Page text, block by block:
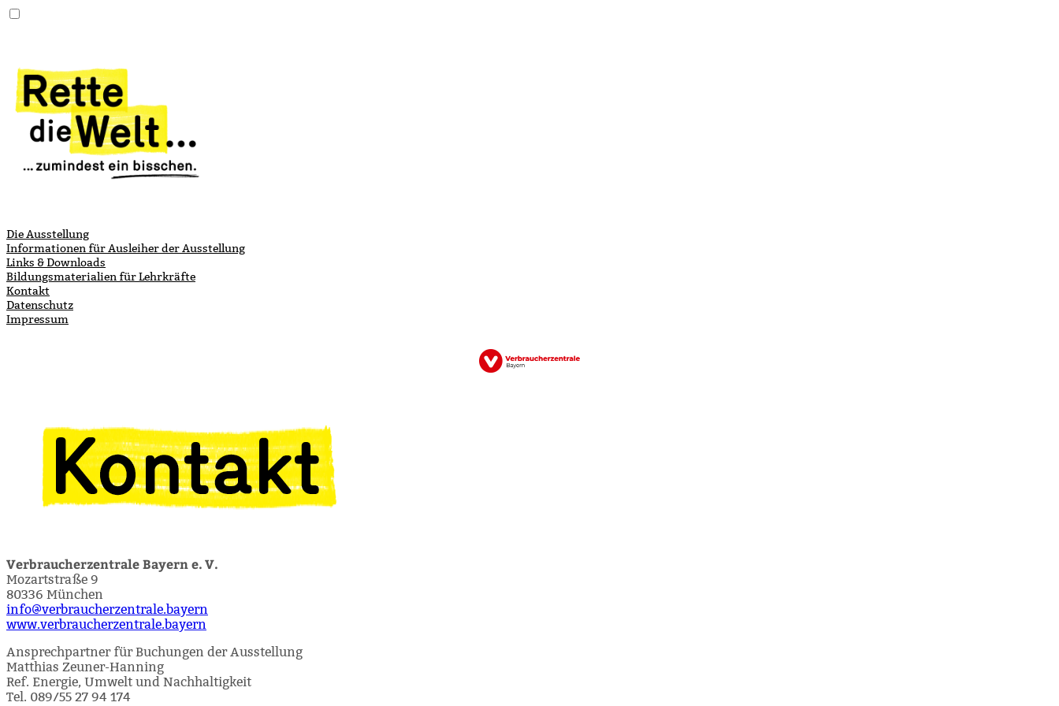
Die Ausstellung
Informationen für ­Ausleiher der Ausstellung
Links & Downloads
Bildungsmaterialien für Lehrkräfte
Kontakt
Datenschutz
Impressum
Verbraucherzentrale Bayern e. V.
Mozartstraße 9
80336 München
info@verbraucherzentrale.bayern
www.verbraucherzentrale.bayern
Ansprechpartner für Buchungen der Ausstellung
Matthias Zeuner-Hanning
Ref. Energie, Umwelt und Nachhaltigkeit
Tel. 089/55 27 94 174